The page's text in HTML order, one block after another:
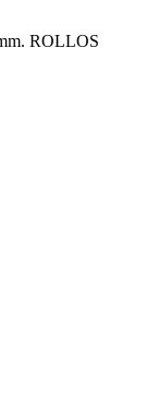
ROLLOS